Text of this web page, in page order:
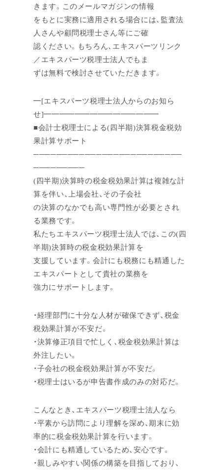
きます。このメールマガジンの情報
をもとに実務に適用される場合には、監査法
人さんや顧問税理士さん等にご確
認ください。もちろん、エキスパーツリンク
／エキスパーツ税理士法人でもま
ずは無料で検討させていただきます。
━[エキスパーツ税理士法人からのお知ら
せ]━━━━━━━━━━━━━━━
■会計士税理士による(四半期)決算税金税効
果計算サポート
──────────────────────────
─────────
(四半期)決算時の税金税効果計算は複雑な計
算を伴い、上場会社、その子会社
の決算のなかでも高い専門性が必要とされ
る業務です。
私たちエキスパーツ税理士法人では、この(四
半期)決算時の税金税効果計算を
支援しています。会計にも税務にも精通した
エキスパートとして貴社の業務を
強力にサポートします。
・経理部門に十分な人材が確保できず、税金
税効果計算が不安だ。
・決算修正項目で忙しく、税金税効果計算は
外注したい。
・子会社の税金税効果計算が不安だ。
・税理士はいるが申告書作成のみの対応だ。
こんなとき、エキスパーツ税理士法人なら
・平素から訪問により理解を深め、期末に効
率的に税金税効果計算を行います。
・会計にも精通しているため、安心です。
・親しみやすい関係の構築を目指しており、